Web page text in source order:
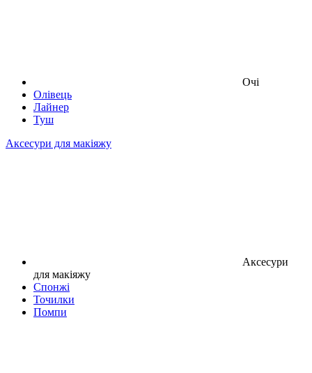
Очі
Олівець
Лайнер
Туш
Аксесури для макіяжу
Аксесури
для макіяжу
Спонжі
Точилки
Помпи